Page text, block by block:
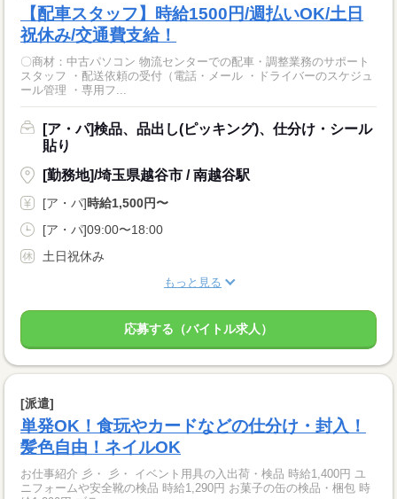
【配車スタッフ】時給1500円/週払いOK/土日
祝休み/交通費支給！
〇商材：中古パソコン 物流センターでの配車・調整業務のサポート
スタッフ ・配送依頼の受付（電話・メール ・ドライバーのスケジュ
ール管理 ・専用フ...
[ア・パ]検品、品出し(ピッキング)、仕分け・シール
貼り
[勤務地]/埼玉県越谷市 / 南越谷駅
[ア・パ]時給1,500円〜
[ア・パ]09:00〜18:00
土日祝休み
もっと見る
応募する（バイトル求人）
[派遣]
単発OK！食玩やカードなどの仕分け・封入！
髪色自由！ネイルOK
お仕事紹介 彡・ 彡・ イベント用具の入出荷・検品 時給1,400円 ユ
ニフォームや安全靴の検品 時給1,290円 お菓子の缶の検品・梱包 時